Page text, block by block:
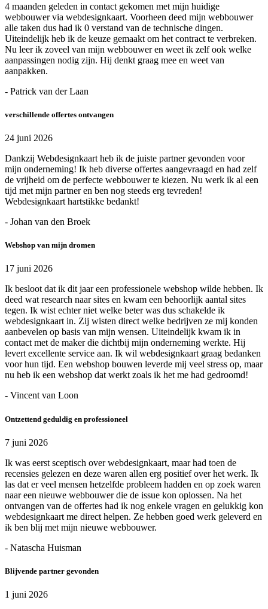
4 maanden geleden in contact gekomen met mijn huidige
webbouwer via webdesignkaart. Voorheen deed mijn webbouwer
alle taken dus had ik 0 verstand van de technische dingen.
Uiteindelijk heb ik de keuze gemaakt om het contract te verbreken.
Nu leer ik zoveel van mijn webbouwer en weet ik zelf ook welke
aanpassingen nodig zijn. Hij denkt graag mee en weet van
aanpakken.
- Patrick van der Laan
verschillende offertes ontvangen
24 juni 2026
Dankzij Webdesignkaart heb ik de juiste partner gevonden voor
mijn onderneming! Ik heb diverse offertes aangevraagd en had zelf
de vrijheid om de perfecte webbouwer te kiezen. Nu werk ik al een
tijd met mijn partner en ben nog steeds erg tevreden!
Webdesignkaart hartstikke bedankt!
- Johan van den Broek
Webshop van mijn dromen
17 juni 2026
Ik besloot dat ik dit jaar een professionele webshop wilde hebben. Ik
deed wat research naar sites en kwam een behoorlijk aantal sites
tegen. Ik wist echter niet welke beter was dus schakelde ik
webdesignkaart in. Zij wisten direct welke bedrijven ze mij konden
aanbevelen op basis van mijn wensen. Uiteindelijk kwam ik in
contact met de maker die dichtbij mijn onderneming werkte. Hij
levert excellente service aan. Ik wil webdesignkaart graag bedanken
voor hun tijd. Een webshop bouwen leverde mij veel stress op, maar
nu heb ik een webshop dat werkt zoals ik het me had gedroomd!
- Vincent van Loon
Ontzettend geduldig en professioneel
7 juni 2026
Ik was eerst sceptisch over webdesignkaart, maar had toen de
recensies gelezen en deze waren allen erg positief over het werk. Ik
las dat er veel mensen hetzelfde probleem hadden en op zoek waren
naar een nieuwe webbouwer die de issue kon oplossen. Na het
ontvangen van de offertes had ik nog enkele vragen en gelukkig kon
webdesignkaart me direct helpen. Ze hebben goed werk geleverd en
ik ben blij met mijn nieuwe webbouwer.
- Natascha Huisman
Blijvende partner gevonden
1 juni 2026